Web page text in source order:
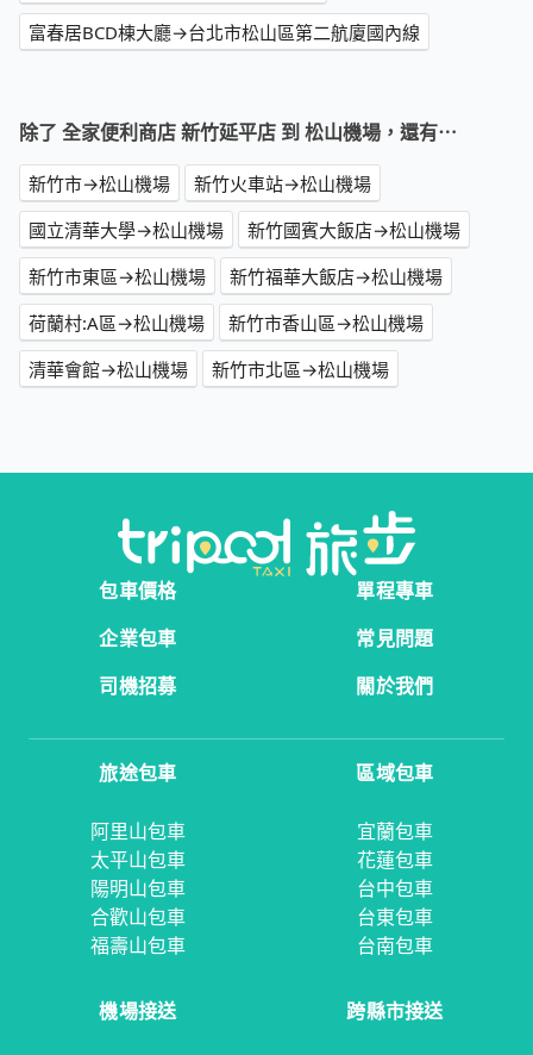
富春居BCD棟大廳→台北市松山區第二航廈國內線
除了 全家便利商店 新竹延平店 到 松山機場，還有⋯
新竹市→松山機場
新竹火車站→松山機場
國立清華大學→松山機場
新竹國賓大飯店→松山機場
新竹市東區→松山機場
新竹福華大飯店→松山機場
荷蘭村:A區→松山機場
新竹市香山區→松山機場
清華會館→松山機場
新竹市北區→松山機場
包車價格
單程專車
企業包車
常見問題
司機招募
關於我們
旅途包車
阿里山包車
太平山包車
陽明山包車
合歡山包車
福壽山包車
區域包車
宜蘭包車
花蓮包車
台中包車
台東包車
台南包車
機場接送 跨縣市接送